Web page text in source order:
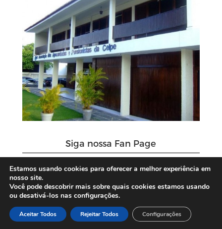
Siga nossa Fan Page
Estamos usando cookies para oferecer a melhor experiência em
nosso site.
Você pode descobrir mais sobre quais cookies estamos usando
ou desativá-los nas configurações.
Aceitar Todos Rejeitar Todos Configurações